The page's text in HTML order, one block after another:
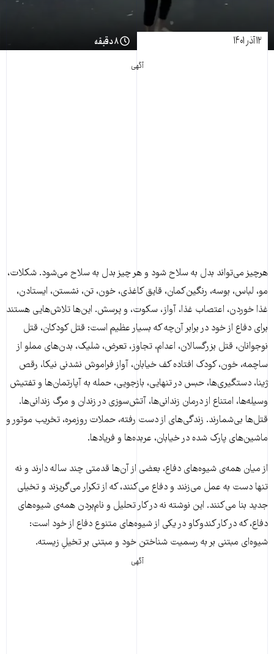
۱۲ آذر ۱۴۰۱ ۸ دقیقه
آگهی
هرچیز می‌تواند بدل به سلاح شود و هر چیز بدل به سلاح می‌شود. شکلات،
مو، لباس، بوسه، رنگین‌کمان، قایق کاغذی، خون، تن، نشستن، ایستادن،
غذا خوردن، اعتصاب غذا، آواز، سکوت، و پرسش. این‌ها تلاش‌هایی هستند
برای دفاع از خود در برابر آن‌چه که بسیار عظیم است: قتل کودکان، قتل
نوجوانان، قتل بزرگسالان، اعدام، تجاوز، تعرض، شلیک، بدن‌های مملو از
ساچمه، خون، کودک افتاده کف خیابان، آواز فراموش نشدنی نیکا، رقص
ژینا، دستگیری‌ها، حبس‌ در تنهایی، بازجویی، حمله به آپارتمان‌ها و تفتیش
وسیله‌ها، امتناع از درمان زندانی‌ها، آتش‌سوزی در زندان و مرگ زندانی‌ها.
قتل‌ها بی‌شمارند. زندگی‌های از دست رفته، حملات روزمره، تخریب موتور و
ماشین‌های پارک شده در خیابان، عربده‌ها و فریادها.
از میان همه‌ی شیوه‌های دفاع، بعضی از آن‌ها قدمتی چند ساله دارند و نه
تنها دست به عمل می‌زنند و دفاع می‌کنند، که از تکرار می‌گریزند و تخیلی
جدید بنا می‌کنند. این نوشته نه در کار تحلیل و نام‌بردن همه‌ی شیوه‌های
دفاع، که در کار کندوکاو در یکی از شیوه‌های متنوع دفاع از خود است:
شیوه‌‌‌ای مبتنی بر به رسمیت شناختن خود و مبتنی بر تخیلِ زیسته.
آگهی